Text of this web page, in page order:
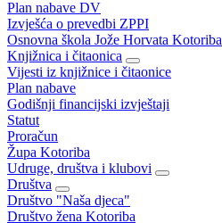
Plan nabave DV
Izvješća o prevedbi ZPPI
Osnovna škola Jože Horvata Kotoriba
Knjižnica i čitaonica
Vijesti iz knjižnice i čitaonice
Plan nabave
Godišnji financijski izvještaji
Statut
Proračun
Župa Kotoriba
Udruge, društva i klubovi
Društva
Društvo "Naša djeca"
Društvo žena Kotoriba